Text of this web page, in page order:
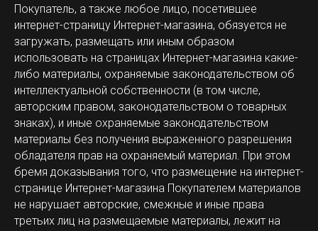
Покупатель, а также любое лицо, посетившее
интернет-страницу Интернет-магазина, обязуется не
загружать, размещать или иным образом
использовать на страницах Интернет-магазина какие-
либо материалы, охраняемые законодательством об
интеллектуальной собственности (в том числе,
авторским правом, законодательством о товарных
знаках), и иные охраняемые законодательством
материалы без получения выраженного разрешения
обладателя прав на охраняемый материал. При этом
бремя доказывания того, что размещение на интернет-
странице Интернет-магазина Покупателем материалов
не нарушает авторские, смежные и иные права
третьих лиц на размещаемые материалы, лежит на